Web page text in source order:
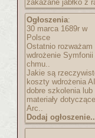
zakazane jabłko z
Ogłoszenia:
30 marca 1689r w
Polsce
Ostatnio rozważam
wdrożenie Symfonii
chmu..
Jakie są
koszty wdrożenia AI
dobre szkolenia lub
materiały dotyczące
Arc..
Dodaj ogłoszenie..